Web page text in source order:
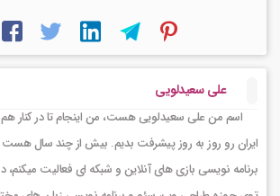
علی سعیدلویی
اسم من علی سعیدلویی هست، من اینجام تا در کنار هم
ایران رو روز به روز پیشرفت بدیم. بیش از چند سال
برنامه نویسی بازی های آنلاین و شبکه ای فعالیت میکنم،